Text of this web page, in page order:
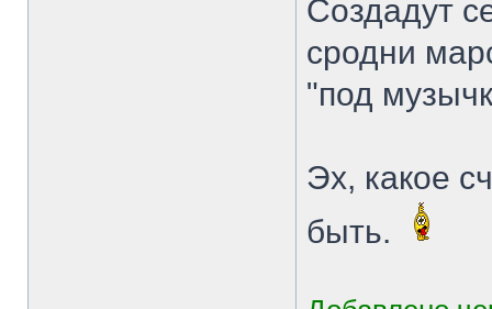
Создадут
сродни
"под
Эх, какое
быть.